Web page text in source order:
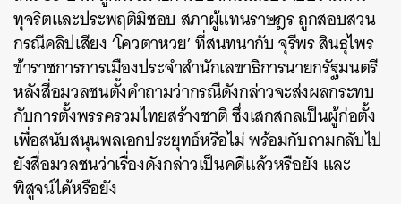
ทุจริตและประพฤติมิชอบ สภาผู้แทนราษฎร ถูกสอบสวน
กรณีคลิปเสียง ‘โควตาหวย’ ที่สนทนากับ จุรีพร สินธุไพร
ข้าราชการการเมืองประจำสำนักเลขาธิการนายกรัฐมนตรี
หลังสื่อมวลชนตั้งคำถามว่ากรณีดังกล่าวจะส่งผลกระทบ
กับการตั้งพรรครวมไทยสร้างชาติ ซึ่งเสกสกลเป็นผู้ก่อตั้ง
เพื่อสนับสนุนพลเอกประยุทธ์หรือไม่ พร้อมกับถามกลับไป
ยังสื่อมวลชนว่าเรื่องดังกล่าวเป็นคดีแล้วหรือยัง และ
พิสูจน์ได้หรือยัง